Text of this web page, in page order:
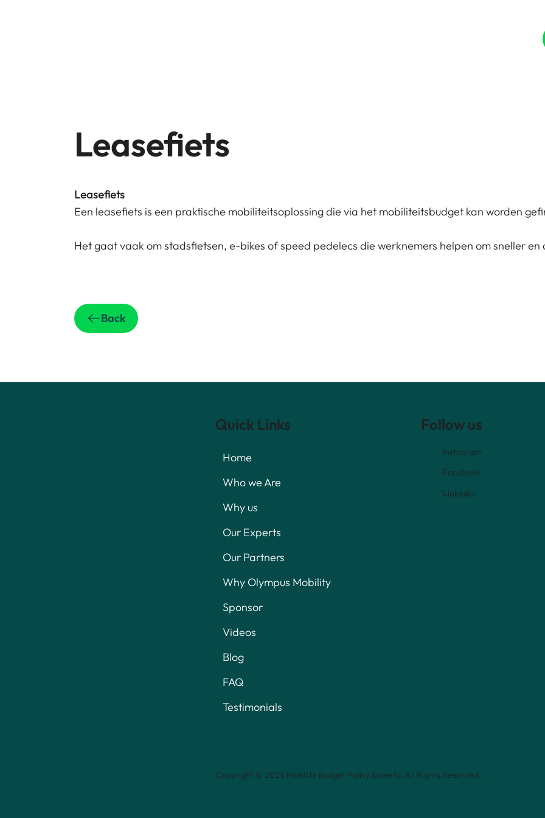
Leasefiets
Een leasefiets is een praktische mobiliteitsoplossing die via het mobiliteitsbudget kan worden
Het gaat vaak om stadsfietsen, e-bikes of speed pedelecs die werknemers helpen om sneller en
Leasefiets
Back
Quick Links
Home
Who we Are
Why us
Our Experts
Our Partners
Why Olympus Mobility
Sponsor
Videos
Blog
FAQ
Testimonials
Copyright © 2026 Mobility Budget Policy Experts. All Rights Reserved.
Follow us
Instagram
Facebook
Linkedin